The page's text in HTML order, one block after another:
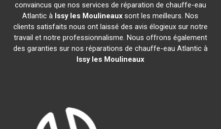
convaincus que nos services de réparation de chauffe-eau
Atlantic à Issy les Moulineaux sont les meilleurs. Nos
clients satisfaits nous ont laissé des avis élogieux sur notre
travail et notre professionnalisme. Nous offrons également
des garanties sur nos réparations de chauffe-eau Atlantic à
Issy les Moulineaux